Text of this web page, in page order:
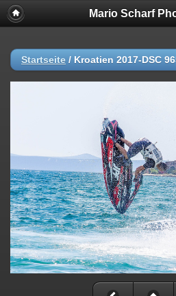
Mario Scharf
Startseite / Kroatien 2017-DSC